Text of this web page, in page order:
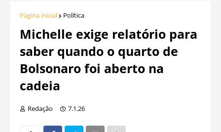
Página inicial Política
Michelle exige relatório para
saber quando o quarto de
Bolsonaro foi aberto na
cadeia
Redação 7.1.26